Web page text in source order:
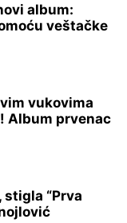
album:
veštačke
vukovima
Album prvenac
stigla “Prva